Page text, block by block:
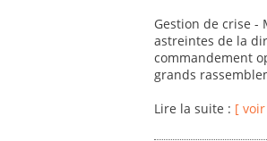
Gestion de crise -
astreintes de la
commandement
grands
Lire la suite : [